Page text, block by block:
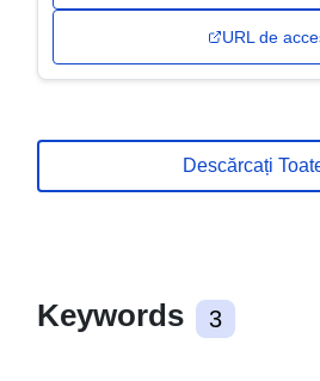
URL de
Descărcați
Keywords 3